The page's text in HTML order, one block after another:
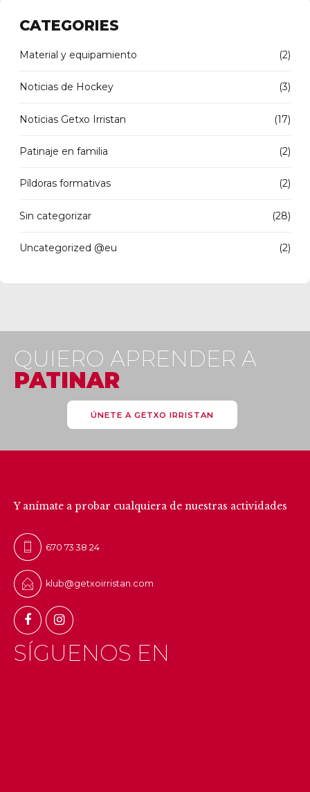
CATEGORIES
Material y equipamiento (2)
Noticias de Hockey (3)
Noticias Getxo Irristan (17)
Patinaje en familia (2)
Píldoras formativas (2)
Sin categorizar (28)
Uncategorized @eu (2)
QUIERO APRENDER A
PATINAR
ÚNETE A GETXO IRRISTAN
Y anímate a probar cualquiera de nuestras actividades
670 73 38 24
klub@getxoirristan.com
SÍGUENOS EN